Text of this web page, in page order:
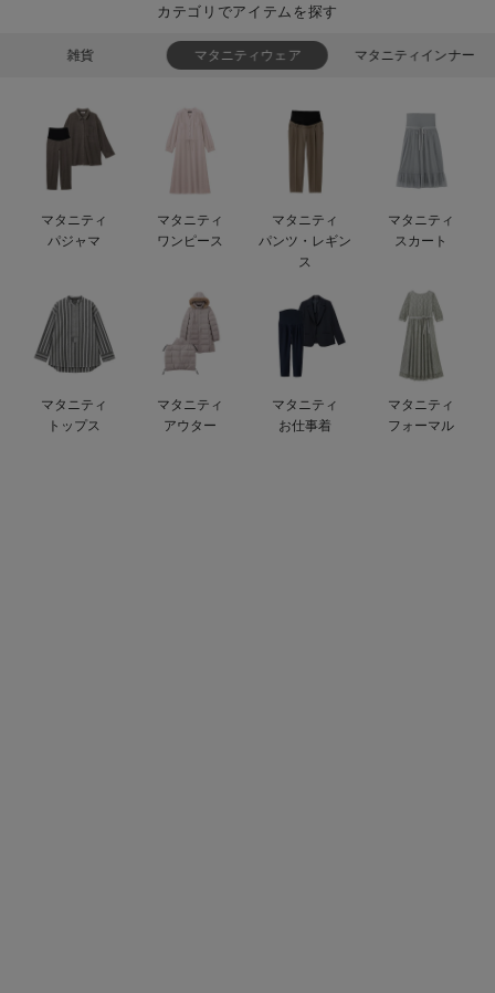
冬に可愛いニットがお得！
親子コーデ｜ママとベビーにおすすめ！
便利な育児家電
Gift Selection 出産祝い
保育園・入園準備特集
ファルスカ
デロンギ
カテゴリでアイテムを探す
雑貨 マタニティウェア マタニティインナー
マタニティ
パジャマ
マタニティ
ワンピース
マタニティ
パンツ・レギン
ス
マタニティ
スカート
マタニティ
トップス
マタニティ
アウター
マタニティ
お仕事着
マタニティ
フォーマル